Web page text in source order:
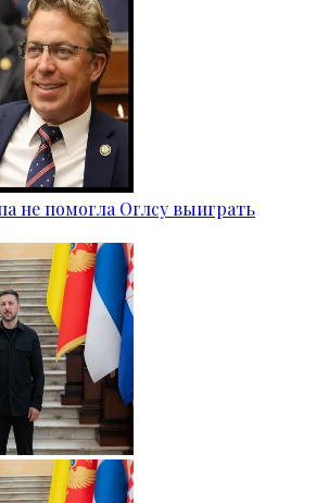
не помогла Оглсу выиграть